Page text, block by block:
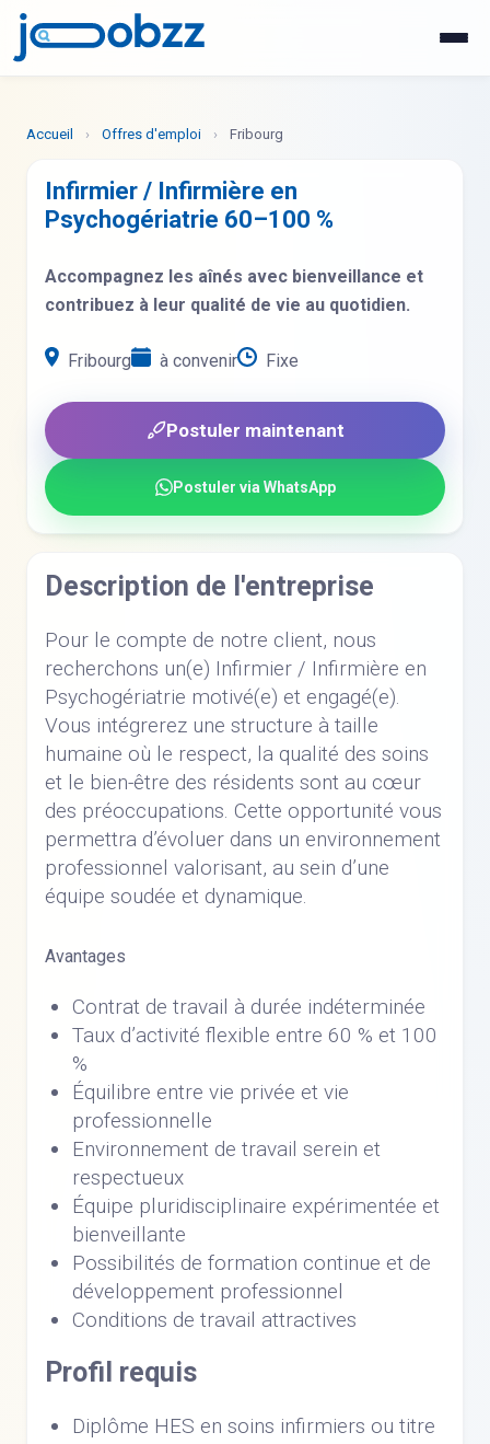
Accueil › Offres d'emploi › Fribourg
Infirmier / Infirmière en
Psychogériatrie 60–100 %
Accompagnez les aînés avec bienveillance et
contribuez à leur qualité de vie au quotidien.
Fribourg à convenir Fixe
Postuler maintenant
Postuler via WhatsApp
Description de l'entreprise
Pour le compte de notre client, nous
recherchons un(e) Infirmier / Infirmière en
Psychogériatrie motivé(e) et engagé(e).
Vous intégrerez une structure à taille
humaine où le respect, la qualité des soins
et le bien-être des résidents sont au cœur
des préoccupations. Cette opportunité vous
permettra d’évoluer dans un environnement
professionnel valorisant, au sein d’une
équipe soudée et dynamique.
Avantages
Contrat de travail à durée indéterminée
Taux d’activité flexible entre 60 % et 100
%
Équilibre entre vie privée et vie
professionnelle
Environnement de travail serein et
respectueux
Équipe pluridisciplinaire expérimentée et
bienveillante
Possibilités de formation continue et de
développement professionnel
Conditions de travail attractives
Profil requis
Diplôme HES en soins infirmiers ou titre